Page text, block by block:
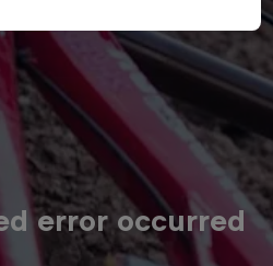
error occurred